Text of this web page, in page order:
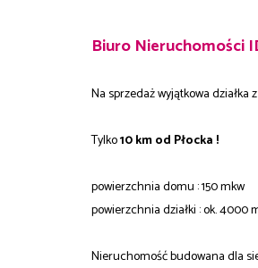
Biuro Nieruchomości
Na sprzedaż wyjątkowa działka
Tylko10 km od Płocka !
powierzchnia domu : 150 mkw
powierzchnia działki : ok. 4000
Nieruchomość budowana dla